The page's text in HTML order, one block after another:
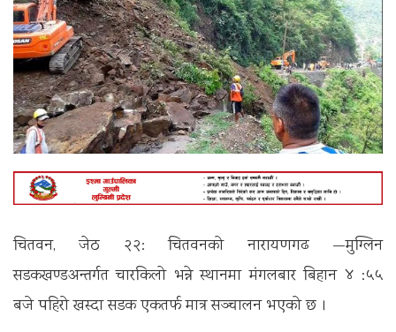
चितवन, जेठ २२: चितवनको नारायणगढ —मुग्लिन
सडकखण्डअन्तर्गत चारकिलो भन्ने स्थानमा मंगलबार बिहान ४ :५५
बजे पहिरो खस्दा सडक एकतर्फ मात्र सञ्चालन भएको छ ।